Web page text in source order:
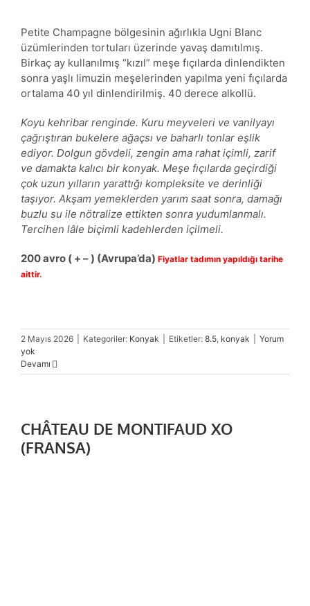
Petite Champagne bölgesinin ağırlıkla Ugni Blanc
üzümlerinden tortuları üzerinde yavaş damıtılmış.
Birkaç ay kullanılmış “kızıl” meşe fıçılarda dinlendikten
sonra yaşlı limuzin meşelerinden yapılma yeni fıçılarda
ortalama 40 yıl dinlendirilmiş. 40 derece alkollü.
Koyu kehribar renginde. Kuru meyveleri ve vanilyayı
çağrıştıran bukelere ağaçsı ve baharlı tonlar eşlik
ediyor. Dolgun gövdeli, zengin ama rahat içimli, zarif
ve damakta kalıcı bir konyak. Meşe fıçılarda geçirdiği
çok uzun yılların yarattığı kompleksite ve derinliği
taşıyor. Akşam yemeklerden yarım saat sonra, damağı
buzlu su ile nötralize ettikten sonra yudumlanmalı.
Tercihen lâle biçimli kadehlerden içilmeli.
200avro( + – ) (Avrupa’da) Fiyatlar tadımın yapıldığı tarihe
aittir.
2 Mayıs 2026 Kategoriler: Konyak Etiketler: 8.5, konyak
Yorum
yok
Devamı
CHÂTEAU DE MONTIFAUD XO
(FRANSA)